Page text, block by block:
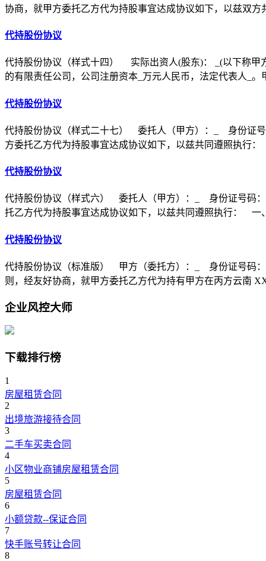
协商，就甲方委托乙方代为持股事宜达成协议如下，以兹双
代持股份协议
代持股份协议（样式十四） 实际出资人(股东)： _(以下称
的有限责任公司，公司注册资本_万元人民币，法定代表人_。
代持股份协议
代持股份协议（样式二十七） 委托人（甲方）：_ 身份
方委托乙方代为持股事宜达成协议如下，以兹共同遵照执行
代持股份协议
代持股份协议（样式六） 委托人（甲方）：_ 身份证号
托乙方代为持股事宜达成协议如下，以兹共同遵照执行： 一
代持股份协议
代持股份协议（标准版） 甲方（委托方）：_ 身份证号
则，经友好协商，就甲方委托乙方代为持有甲方在丙方云南
企业风控大师
下载排行榜
1
房屋租赁合同
2
出境旅游接待合同
3
二手车买卖合同
4
小区物业商铺房屋租赁合同
5
房屋租赁合同
6
小额贷款--保证合同
7
快手账号转让合同
8